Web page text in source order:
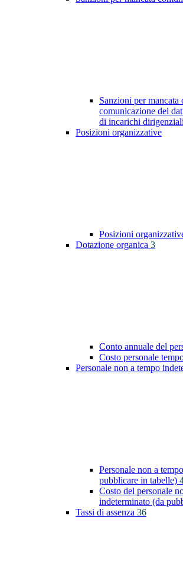
Sanzioni per mancata
comunicazione dei
di incarichi dirigenziali
Posizioni organizzative
Posizioni
Dotazione organica 3
Conto annuale del
Costo personale
Personale non a tempo
Personale non a
pubblicare in tabelle)
Costo del personale
indeterminato (da
Tassi di assenza 36